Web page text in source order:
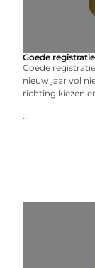
Goede
Goede
nieuw jaar vol
richting kiezen
...